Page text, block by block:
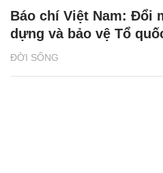
ĐỜI SỐNG
Báo chí Việt Nam: Đổi
dựng và bảo vệ Tổ